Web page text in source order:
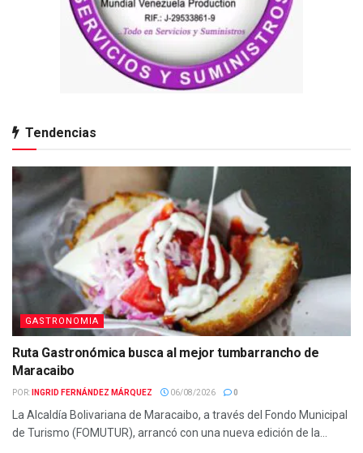
Tendencias
GASTRONOMIA
Ruta Gastronómica busca al mejor tumbarrancho de
Maracaibo
POR: INGRID FERNÁNDEZ MÁRQUEZ 06/08/2026 0
La Alcaldía Bolivariana de Maracaibo, a través del Fondo Municipal
de Turismo (FOMUTUR), arrancó con una nueva edición de la...